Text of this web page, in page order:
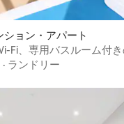
ョン・アパート
Fi、専用バスルーム付き
· ランドリー